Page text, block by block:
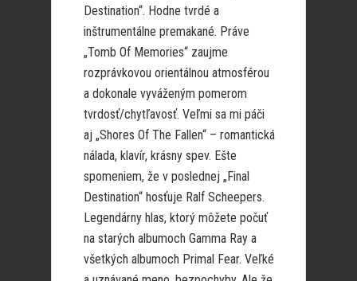
Destination“. Hodne tvrdé a
inštrumentálne premakané. Práve
„Tomb Of Memories“ zaujme
rozprávkovou orientálnou atmosférou
a dokonale vyváženým pomerom
tvrdosť/chytľavosť. Veľmi sa mi páči
aj „Shores Of The Fallen“ – romantická
nálada, klavír, krásny spev. Ešte
spomeniem, že v poslednej „Final
Destination“ hosťuje Ralf Scheepers.
Legendárny hlas, ktorý môžete počuť
na starých albumoch Gamma Ray a
všetkých albumoch Primal Fear. Veľké